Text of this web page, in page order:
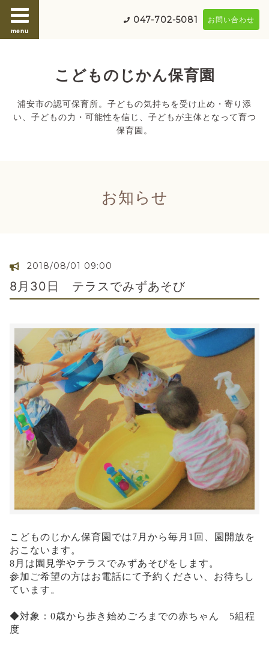
menu
047-702-5081 お問い合わせ
こどものじかん保育園
浦安市の認可保育所。子どもの気持ちを受け止め・寄り添
い、子どもの力・可能性を信じ、子どもが主体となって育つ
保育園。
お知らせ
2018/08/01 09:00
8月30日 テラスでみずあそび
こどものじかん保育園では7月から毎月1回、園開放を
おこないます。
8月は園見学やテラスでみずあそびをします。
参加ご希望の方はお電話にて予約ください、お待ちし
ています。
◆対象：0歳から歩き始めごろまでの赤ちゃん 5組程
度